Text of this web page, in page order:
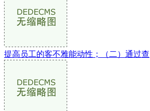
提高员工的客不雅能动性；（二）通过查